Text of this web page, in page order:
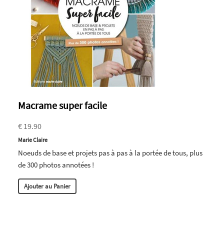
Macrame super facile
€ 19.90
Marie Claire
Noeuds de base et projets pas à pas à la portée de tous, plus
de 300 photos annotées !
Ajouter au Panier